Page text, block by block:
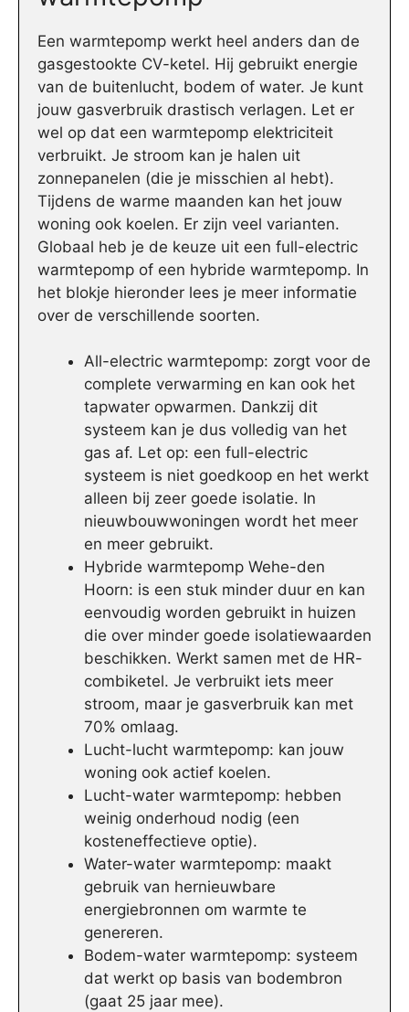
Een warmtepomp werkt heel anders dan de
gasgestookte CV-ketel. Hij gebruikt energie
van de buitenlucht, bodem of water. Je kunt
jouw gasverbruik drastisch verlagen. Let er
wel op dat een warmtepomp elektriciteit
verbruikt. Je stroom kan je halen uit
zonnepanelen (die je misschien al hebt).
Tijdens de warme maanden kan het jouw
woning ook koelen. Er zijn veel varianten.
Globaal heb je de keuze uit een full-electric
warmtepomp of een hybride warmtepomp. In
het blokje hieronder lees je meer informatie
over de verschillende soorten.
All-electric warmtepomp: zorgt voor de
complete verwarming en kan ook het
tapwater opwarmen. Dankzij dit
systeem kan je dus volledig van het
gas af. Let op: een full-electric
systeem is niet goedkoop en het werkt
alleen bij zeer goede isolatie. In
nieuwbouwwoningen wordt het meer
en meer gebruikt.
Hybride warmtepomp Wehe-den
Hoorn: is een stuk minder duur en kan
eenvoudig worden gebruikt in huizen
die over minder goede isolatiewaarden
beschikken. Werkt samen met de HR-
combiketel. Je verbruikt iets meer
stroom, maar je gasverbruik kan met
70% omlaag.
Lucht-lucht warmtepomp: kan jouw
woning ook actief koelen.
Lucht-water warmtepomp: hebben
weinig onderhoud nodig (een
kosteneffectieve optie).
Water-water warmtepomp: maakt
gebruik van hernieuwbare
energiebronnen om warmte te
genereren.
Bodem-water warmtepomp: systeem
dat werkt op basis van bodembron
(gaat 25 jaar mee).